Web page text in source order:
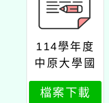
114學年度
中原大學國
際經營與貿
易學系碩士
檔案下載